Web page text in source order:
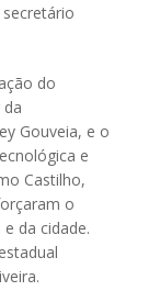
do
Gouveia, e o
e
Castilho,
o
da cidade.